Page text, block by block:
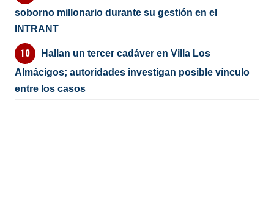
soborno millonario durante su gestión en el
INTRANT
Hallan un tercer cadáver en Villa Los
Almácigos; autoridades investigan posible vínculo
entre los casos